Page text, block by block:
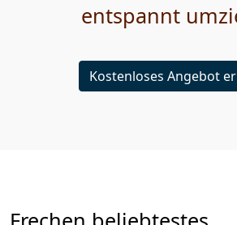
entspannt
Kostenloses Angebot